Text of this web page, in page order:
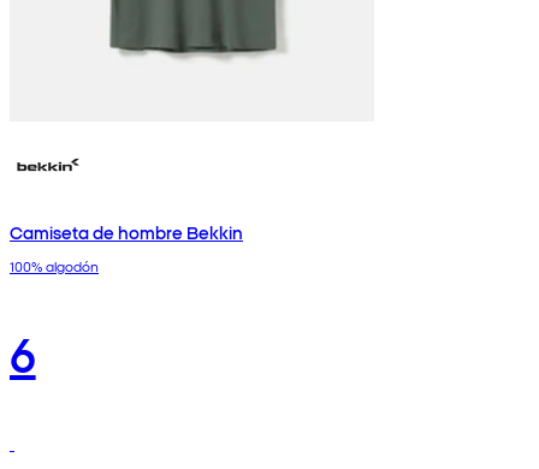
Camiseta de hombre Bekkin
100% algodón
6